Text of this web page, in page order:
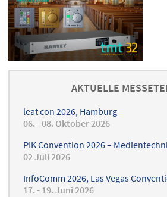
AKTUELLE
leat con 2026, Hamburg
06. - 08. Oktober 2026
PIK Convention 2026 –
02 Juli 2026
InfoComm 2026, Las Vegas
17. - 19. Juni 2026